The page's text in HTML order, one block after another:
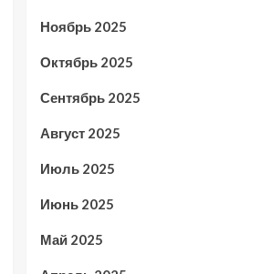
Ноябрь 2025
Октябрь 2025
Сентябрь 2025
Август 2025
Июль 2025
Июнь 2025
Май 2025